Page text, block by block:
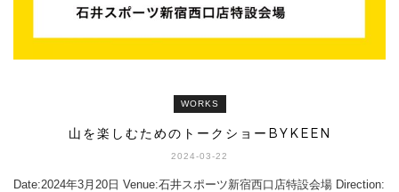
WORKS
山を楽しむためのトークショーBYKEEN
2024-03-22
Date:2024年3月20日 Venue:石井スポーツ新宿西口店特設会場 Direction: